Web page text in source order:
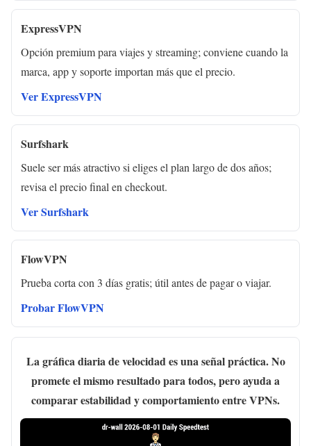
ExpressVPN
Opción premium para viajes y streaming; conviene cuando la
marca, app y soporte importan más que el precio.
Ver ExpressVPN
Surfshark
Suele ser más atractivo si eliges el plan largo de dos años;
revisa el precio final en checkout.
Ver Surfshark
FlowVPN
Prueba corta con 3 días gratis; útil antes de pagar o viajar.
Probar FlowVPN
La gráfica diaria de velocidad es una señal práctica. No
promete el mismo resultado para todos, pero ayuda a
comparar estabilidad y comportamiento entre VPNs.